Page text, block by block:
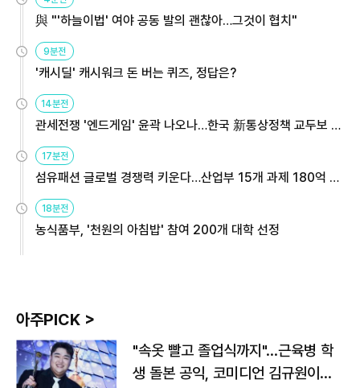
與 "'하늘이법' 여야 공동 발의 괜찮아…그것이 협치"
9분전
'캐시딜' 캐시워크 돈 버는 퀴즈, 정답은?
14분전
관세전쟁 '엔드게임' 윤곽 나오나…한국 新통상정책 교두보 활
용해야
17분전
섬유패션 글로벌 경쟁력 키운다…산업부 15개 과제 180억 지
원
18분전
농식품부, '천원의 아침밥' 참여 200개 대학 선정
아주PICK >
"속옷 빨고 졸업식까지"…근육병 학
생 돌본 공익, 코미디언 김규원이었